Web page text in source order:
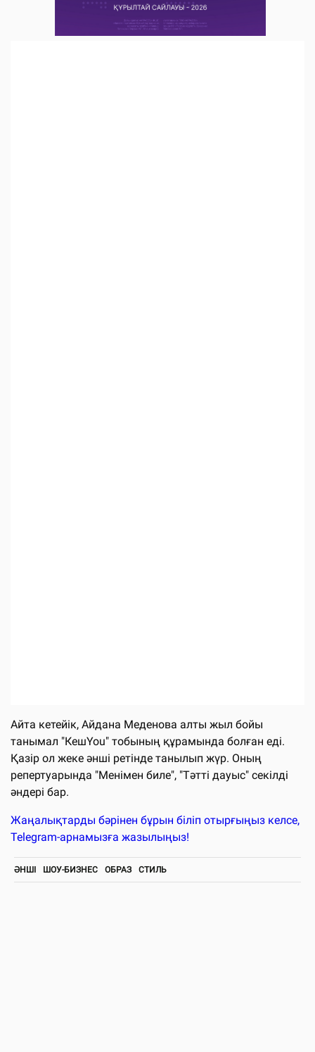
Айта кетейік, Айдана Меденова алты жыл бойы
танымал "КешYou" тобының құрамында болған еді.
Қазір ол жеке әнші ретінде танылып жүр. Оның
репертуарында "Менімен биле", "Тәтті дауыс" секілді
әндері бар.
Жаңалықтарды бәрінен бұрын біліп отырғыңыз келсе,
Telegram-арнамызға жазылыңыз!
ӘНШІ ШОУ-БИЗНЕС ОБРАЗ СТИЛЬ